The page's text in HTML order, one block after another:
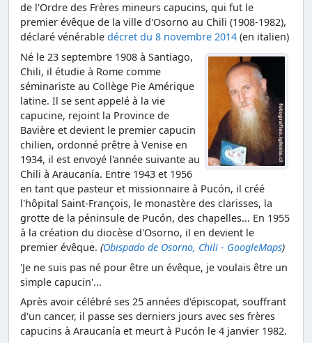
de l'Ordre des Frères mineurs capucins, qui fut le
premier évêque de la ville d'Osorno au Chili (1908-1982),
déclaré vénérable décret du 8 novembre 2014 (en italien)
Né le 23 septembre 1908 à Santiago,
Chili, il étudie à Rome comme
séminariste au Collège Pie Amérique
latine. Il se sent appelé à la vie
capucine, rejoint la Province de
Bavière et devient le premier capucin
chilien, ordonné prêtre à Venise en
1934, il est envoyé l'année suivante au
Chili à Araucanía. Entre 1943 et 1956
en tant que pasteur et missionnaire à Pucón, il créé
l'hôpital Saint-François, le monastère des clarisses, la
grotte de la péninsule de Pucón, des chapelles... En 1955
à la création du diocèse d'Osorno, il en devient le
premier évêque. (Obispado de Osorno, Chili - GoogleMaps)
'Je ne suis pas né pour être un évêque, je voulais être un
simple capucin'...
Après avoir célébré ses 25 années d'épiscopat, souffrant
d'un cancer, il passe ses derniers jours avec ses frères
capucins à Araucanía et meurt à Pucón le 4 janvier 1982.